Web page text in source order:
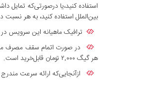
استفاده کنید،یا درصورتی‌که تمایل
بین‌الملل استفاده کنید، به هر نسبت
ترافیک ماهیانه این سرویس
در صورت اتمام سقف مصرف
هر گیگ ۲,۰۰۰ تومان قابل‌خرید است.
ازآنجایی‌که ارائه سرعت